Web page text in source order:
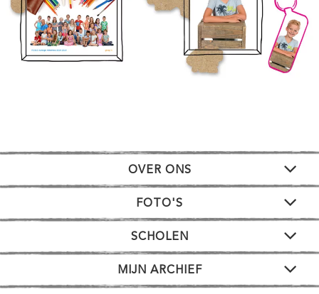
OVER ONS
FOTO'S
SCHOLEN
MIJN ARCHIEF